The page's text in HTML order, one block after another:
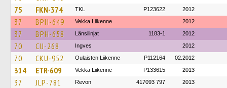
75 FKN-374 TKL P123622 2012
37 BPH-649 Vekka Liikenne 2012
37 BPH-658 Länsilinjat 1183-1 2012
70 CIJ-268 Ingves 2012
70 CKU-952 Oulaisten Liikenne P112164 02.2012
314 ETR-609 Vekka Liikenne P133615 2013
37 JLP-781 Revon 417093 797 2013